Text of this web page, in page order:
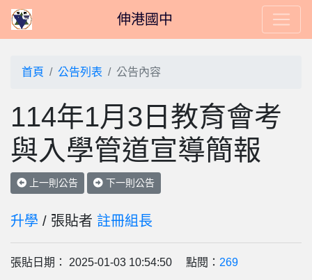
伸港國中
首頁 公告列表 公告內容
114年1月3日教育會考
與入學管道宣導簡報
上一則公告 下一則公告
升學 / 張貼者 註冊組長
張貼日期： 2025-01-03 10:54:50 點閱： 269